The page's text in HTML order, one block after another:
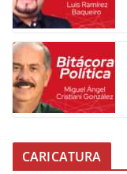
CARICATURA